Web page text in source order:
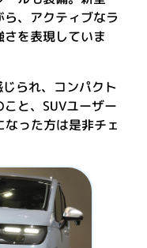
ら、アクティブなラ
を表現していま
られ、コンパクト
と、SUVユーザー
った方は是非チェ